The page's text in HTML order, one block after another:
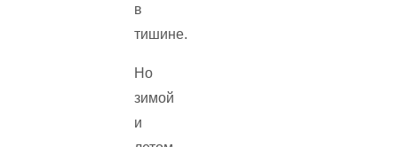
в
тишине.
Но
зимой
и